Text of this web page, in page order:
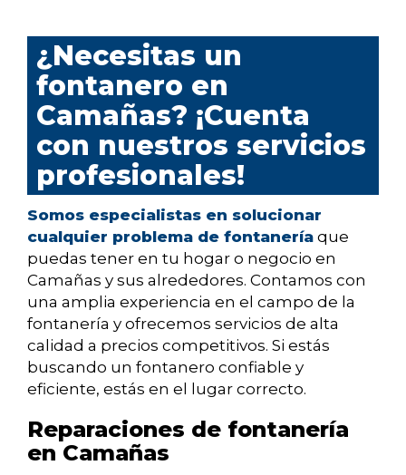
¿Necesitas un
fontanero en
Camañas? ¡Cuenta
con nuestros servicios
profesionales!
Somos especialistas en solucionar
cualquier problema de fontanería que
puedas tener en tu hogar o negocio en
Camañas y sus alrededores. Contamos con
una amplia experiencia en el campo de la
fontanería y ofrecemos servicios de alta
calidad a precios competitivos. Si estás
buscando un fontanero confiable y
eficiente, estás en el lugar correcto.
Reparaciones de fontanería
en Camañas